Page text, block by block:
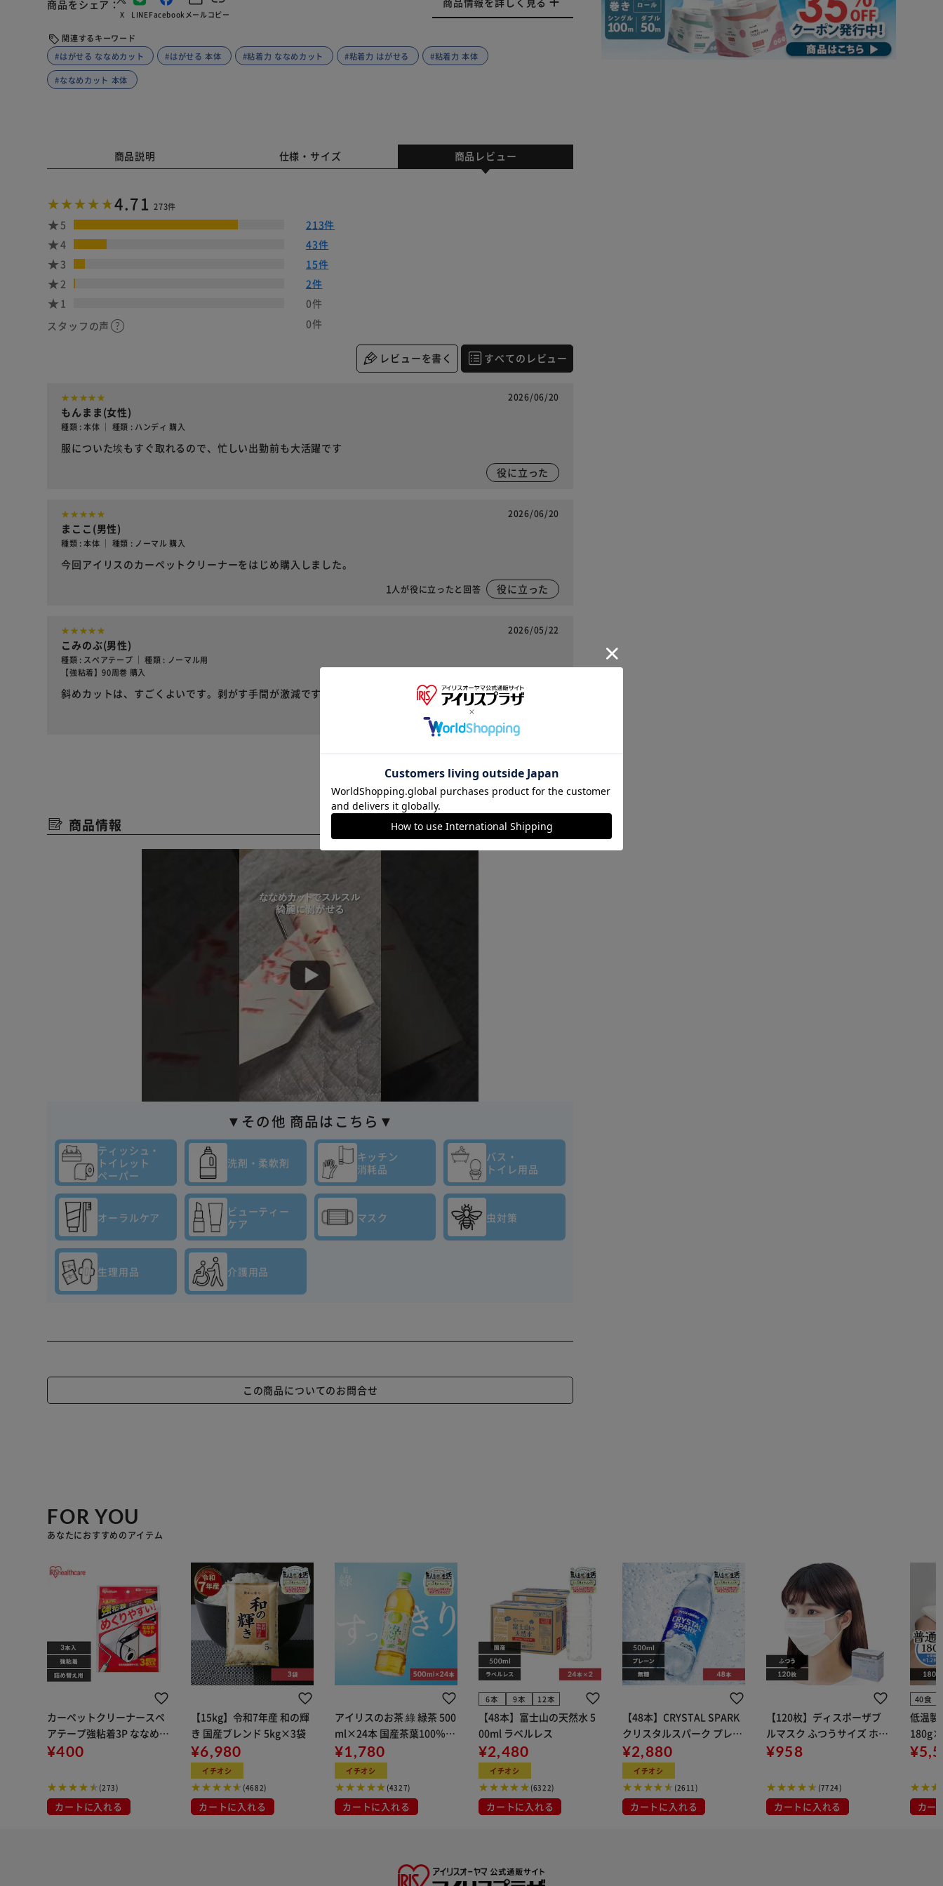
商品をシェア
X LINEFacebookメールコピー
関連するキーワード
#はがせる ななめカット
#はがせる 本体 #粘着力 ななめカット #粘着力 はがせる #粘着力 本体
#ななめカット 本体
商品説明 仕様・サイズ 商品レビュー
4.71 273件
5
213件
4
43件
3
15件
2
2件
1
0件
スタッフの声
0件
レビューを書く すべてのレビュー
2026/06/20
もんまま(女性)
種類 : 本体 ｜ 種類 : ハンディ 購入
服についた埃もすぐ取れるので、忙しい出勤前も大活躍です
役に立った
2026/06/20
まここ(男性)
種類 : 本体 ｜ 種類 : ノーマル 購入
今回アイリスのカーペットクリーナーをはじめ購入しました。
1 人が役に立ったと回答 役に立った
2026/05/22
こみのぶ(男性)
種類 : スペアテープ ｜ 種類 : ノーマル用
【強粘着】90周巻 購入
斜めカットは、すごくよいです。剥がす手間が激減です！
商品情報
▼その他 商品はこちら▼
ティッシュ・
トイレット
ペーパー
洗剤・柔軟剤
キッチン
消耗品
バス・
トイレ用品
オーラルケア
ビューティー
ケア
マスク 虫対策
生理用品 介護用品
この商品についてのお問合せ
FOR YOU
あなたにおすすめのアイテム
カーペットクリーナースペ
アテープ強粘着3P ななめカ
ット NC-SK903P ホワイト
¥400
(273)
カートに入れる
【15kg】令和7年産 和の輝
き 国産ブレンド 5kg×3袋
¥6,980
イチオシ
(4682)
カートに入れる
アイリスのお茶 綠 緑茶 500
ml×24本 国産茶葉100％使
用
¥1,780
イチオシ
(4327)
カートに入れる
6本 9本 12本
【48本】富士山の天然水 5
00ml ラベルレス
¥2,480
イチオシ
(6322)
カートに入れる
【48本】CRYSTAL SPARK
クリスタルスパーク プレー
ン 500ml
¥2,880
イチオシ
(2611)
カートに入れる
【120枚】ディスポーザブ
ルマスク ふつうサイズ ホワ
イト 大容量 DISPOSABLE
布
¥958
(7724)
カートに入れる
40食
低温製
カー
※ご確認ください